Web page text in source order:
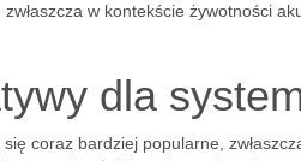
w kontekście żywotności
dla
coraz bardziej popularne,